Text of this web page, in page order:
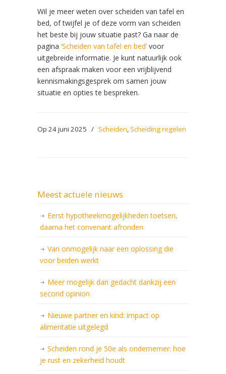
Wil je meer weten over scheiden van tafel en
bed, of twijfel je of deze vorm van scheiden
het beste bij jouw situatie past? Ga naar de
pagina ‘Scheiden van tafel en bed’ voor
uitgebreide informatie. Je kunt natuurlijk ook
een afspraak maken voor een vrijblijvend
kennismakingsgesprek om samen jouw
situatie en opties te bespreken.
Op 24 juni 2025 / Scheiden, Scheiding regelen
Meest actuele nieuws
Eerst hypotheekmogelijkheden toetsen,
daarna het convenant afronden
Van onmogelijk naar een oplossing die
voor beiden werkt
Meer mogelijk dan gedacht dankzij een
second opinion
Nieuwe partner en kind: impact op
alimentatie uitgelegd
Scheiden rond je 50e als ondernemer: hoe
je rust en zekerheid houdt